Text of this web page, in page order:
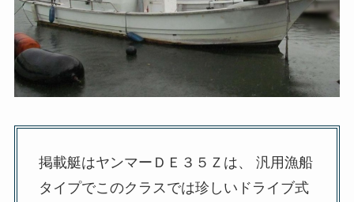
掲載艇はヤンマーＤＥ３５Ｚは、 汎用漁船
タイプでこのクラスでは珍しいドライブ式